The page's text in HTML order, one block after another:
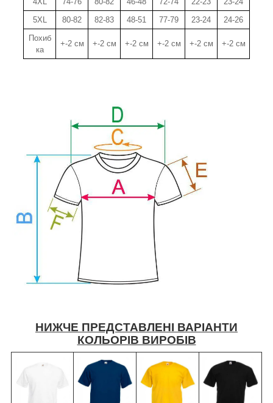
5XL
80-82 82-83 48-51 77-79 23-24
24-26
Похиб
ка
+-2 см +-2 см +-2 см +-2 см +-2 см +-2 см
НИЖЧЕ ПРЕДСТАВЛЕНІ ВАРІАНТИ
КОЛЬОРІВ ВИРОБІВ